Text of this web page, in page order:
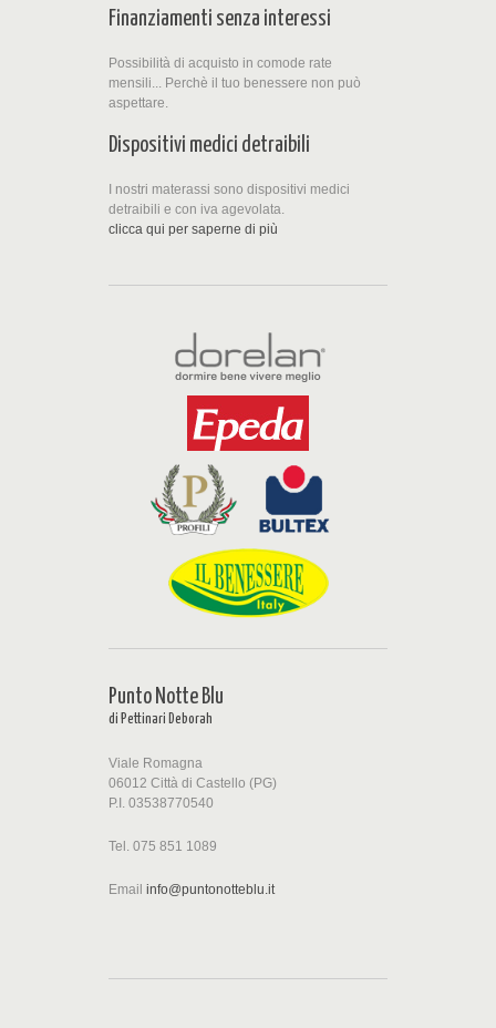
Finanziamenti senza interessi
Possibilità di acquisto in comode rate
mensili... Perchè il tuo benessere non può
aspettare.
Dispositivi medici detraibili
I nostri materassi sono dispositivi medici
detraibili e con iva agevolata.
clicca qui per saperne di più
Punto Notte Blu
di Pettinari Deborah
Viale Romagna
06012 Città di Castello (PG)
P.I. 03538770540
Tel. 075 851 1089
Email info@puntonotteblu.it